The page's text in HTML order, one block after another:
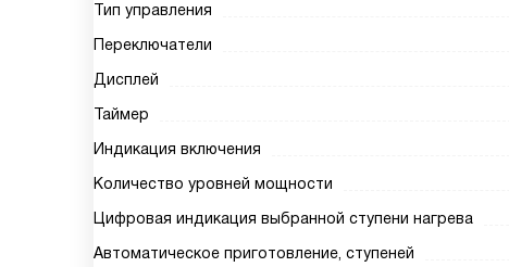
Тип управления
Переключатели
Дисплей
Таймер
Индикация включения
Количество уровней мощности
Цифровая индикация выбранной ступени нагрева
Автоматическое приготовление, ступеней